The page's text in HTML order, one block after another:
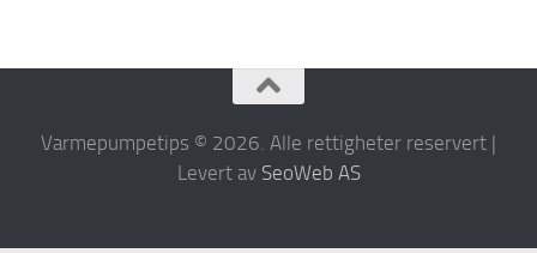
Varmepumpetips © 2026. Alle rettigheter reservert |
Levert av SeoWeb AS